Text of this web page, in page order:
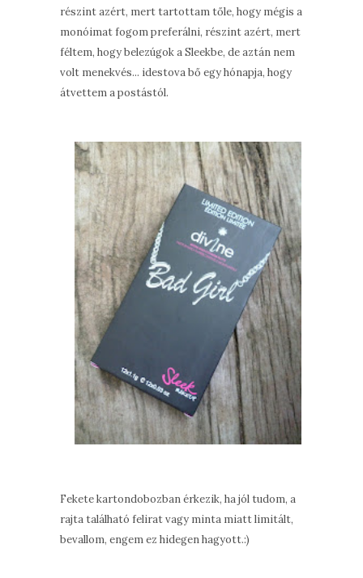
részint azért, mert tartottam tőle, hogy mégis a
monóimat fogom preferálni, részint azért, mert
féltem, hogy belezúgok a Sleekbe, de aztán nem
volt menekvés... idestova bő egy hónapja, hogy
átvettem a postástól.
Fekete kartondobozban érkezik, ha jól tudom, a
rajta található felirat vagy minta miatt limitált,
bevallom, engem ez hidegen hagyott.:)